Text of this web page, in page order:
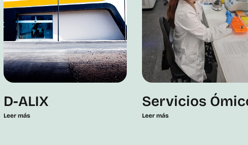
D-ALIX
Leer más
Servicios
Leer más